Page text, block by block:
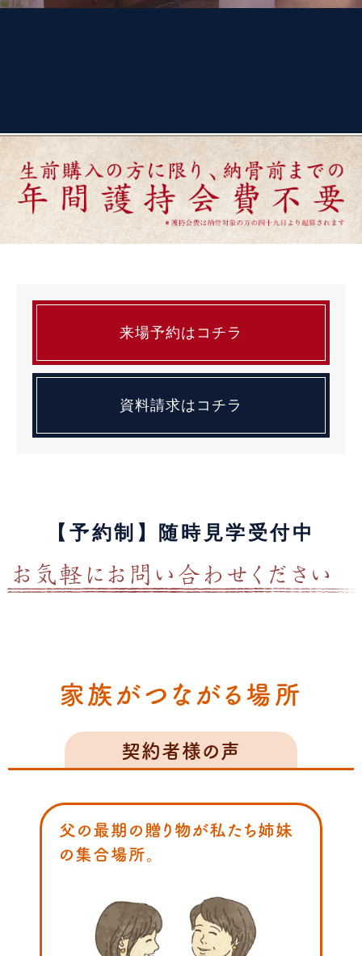
来場予約はコチラ
資料請求はコチラ
【予約制】随時見学受付中
家族がつながる場所
契約者様の声
父の最期の贈り物が私たち姉妹
の集合場所。